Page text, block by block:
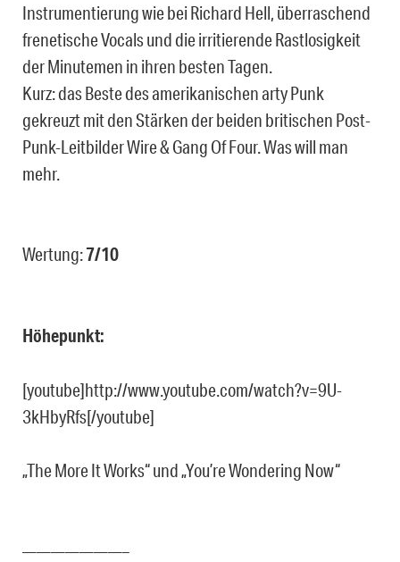
Instrumentierung wie bei Richard Hell, überraschend
frenetische Vocals und die irritierende Rastlosigkeit
der Minutemen in ihren besten Tagen.
Kurz: das Beste des amerikanischen arty Punk
gekreuzt mit den Stärken der beiden britischen Post-
Punk-Leitbilder Wire & Gang Of Four. Was will man
mehr.
Wertung:7/10
Höhepunkt:
[youtube]http://www.youtube.com/watch?v=9U-
3kHbyRfs[/youtube]
„The More It Works“ und „You’re Wondering Now“
———————–